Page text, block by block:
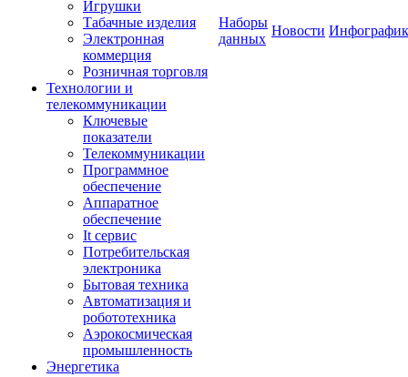
Игрушки
Табачные изделия
Электронная
коммерция
Розничная торговля
Технологии и
телекоммуникации
Ключевые
показатели
Телекоммуникации
Программное
обеспечение
Аппаратное
обеспечение
It сервис
Потребительская
электроника
Бытовая техника
Автоматизация и
робототехника
Аэрокосмическая
промышленность
Энергетика
Наборы
данных
Новости